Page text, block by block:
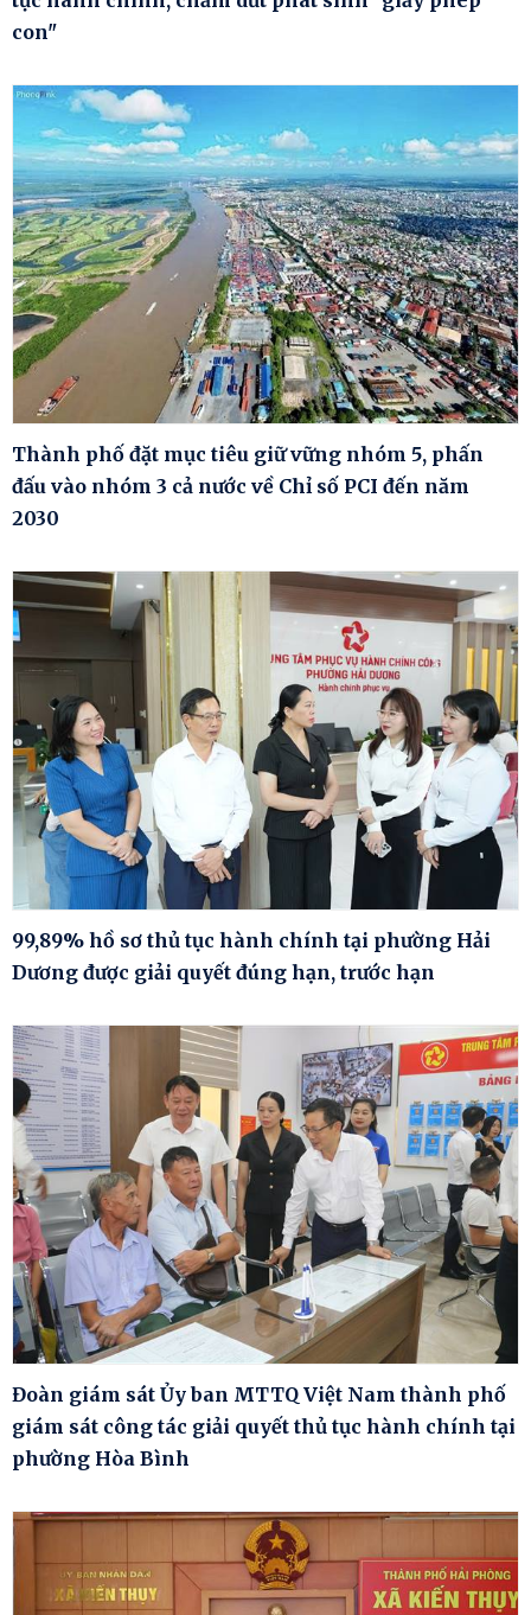
con"
Thành phố đặt mục tiêu giữ vững nhóm 5, phấn
đấu vào nhóm 3 cả nước về Chỉ số PCI đến năm
2030
99,89% hồ sơ thủ tục hành chính tại phường Hải
Dương được giải quyết đúng hạn, trước hạn
Đoàn giám sát Ủy ban MTTQ Việt Nam thành phố
giám sát công tác giải quyết thủ tục hành chính tại
phường Hòa Bình